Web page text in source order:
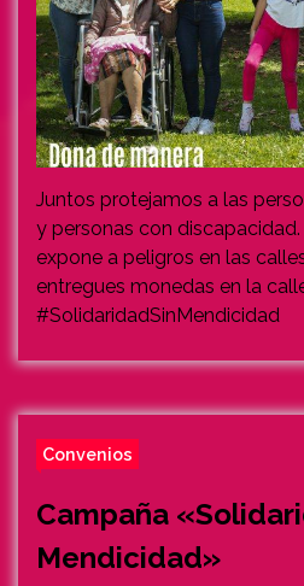
Juntos protejamos a las
y personas con
expone a peligros en las
entregues monedas en la
#SolidaridadSinMendicidad
Convenios
Campaña
Mendicidad»